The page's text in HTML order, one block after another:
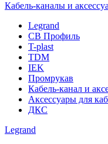
Кабель-каналы и
Legrand
СВ Профиль
T-plast
TDM
IEK
Промрукав
Кабель-канал и
Аксессуары для
ДКС
Legrand